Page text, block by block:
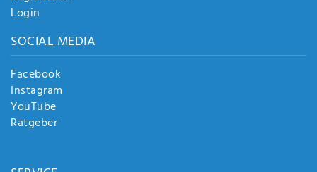
Login
SOCIAL MEDIA
Facebook
Instagram
YouTube
Ratgeber